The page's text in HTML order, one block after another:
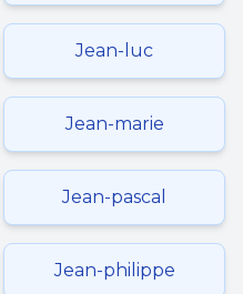
Jean-luc
Jean-marie
Jean-pascal
Jean-philippe